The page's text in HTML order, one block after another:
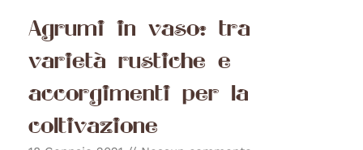
Agrumi in vaso: tra
varietà rustiche e
accorgimenti per la
coltivazione